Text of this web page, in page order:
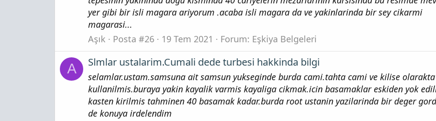
yer gibi bir isli magara ariyorum .acaba isli magara da ve yakinlarinda bir sey cikarmi
magarasi...
Aşık
Posta #26 19 Tem 2021 Forum: Eşkiya Belgeleri
A Slmlar ustalarim.Cumali dede turbesi hakkinda bilgi
selamlar.ustam.samsuna ait samsun yukseginde burda cami.tahta cami ve kilise olarakta
kullanilmis.buraya yakin kayalik varmis kayaliga cikmak.icin basamaklar eskiden yok
kasten kirilmis tahminen 40 basamak kadar.burda root ustanin yazilarinda bir deger
de konuya irdelendim